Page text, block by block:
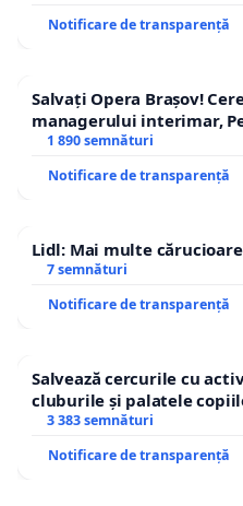
Notificare de transparență
Salvați Opera Brașov!
managerului interimar,
1 890 semnături
Notificare de transparență
Lidl: Mai multe
7 semnături
Notificare de transparență
Salvează cercurile cu
cluburile și palatele
3 383 semnături
Notificare de transparență